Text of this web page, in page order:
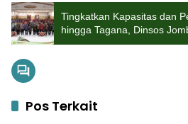
Tingkatkan Kapasitas dan
hingga Tagana, Dinsos
Sosialisasi dan Audiensi
Pos Terkait